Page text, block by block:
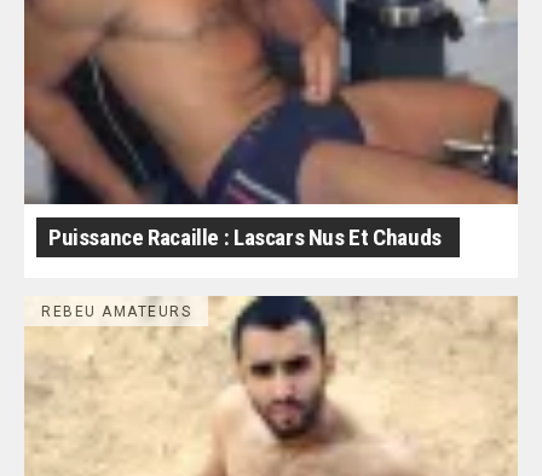
Puissance Racaille : Lascars Nus Et Chauds
REBEU AMATEURS